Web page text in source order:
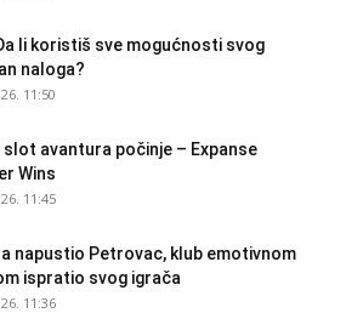
li koristiš sve mogućnosti svog
naloga?
11:50
slot avantura počinje – Expanse
Wins
11:45
napustio Petrovac, klub emotivnom
ispratio svog igrača
11:36